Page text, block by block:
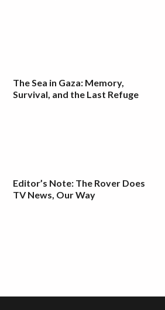
The Sea in Gaza: Memory,
Survival, and the Last Refuge
Editor’s Note: The Rover Does
TV News, Our Way